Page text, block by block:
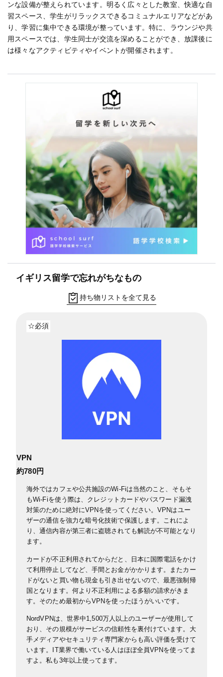
ンな設備が整えられています。明るく広々とした教室、快適な自
習スペース、学生がリラックスできるコミュナルエリアなどがあ
り、学習に集中できる環境が整っています。特に、ラウンジや共
用スペースでは、学生同士が交流を深めることができ、放課後に
は様々なアクティビティやイベントが開催されます。
イギリス留学で忘れがちなもの
持ち物リストを全て見る
☆必須
VPN
約780円
海外ではカフェや公共施設のWi-Fiは当然のこと、そもそ
もWi-Fiを使う際は、クレジットカードやパスワード漏洩
対策のために絶対にVPNを使ってください。VPNはユー
ザーの通信を強力な暗号化技術で保護します。これによ
り、通信内容が第三者に盗聴されても解読が不可能となり
ます。
カードが不正利用されてからだと、日本に国際電話をかけ
て利用停止してなど、手間とお金がかかります。
またカー
ドがないと買い物も現金も引き出せないので、最悪強制帰
国となります。何より不正利用による多額の請求がきま
す。そのため最初からVPNを使ったほうがいいです。
NordVPNは、世界中1,500万人以上のユーザーが使用して
おり、その規模がサービスの信頼性を裏付けています。大
手メディアやセキュリティ専門家からも高い評価を受けて
います。IT業界で働いている人はほぼ全員VPNを使ってま
すよ。私も3年以上使ってます。